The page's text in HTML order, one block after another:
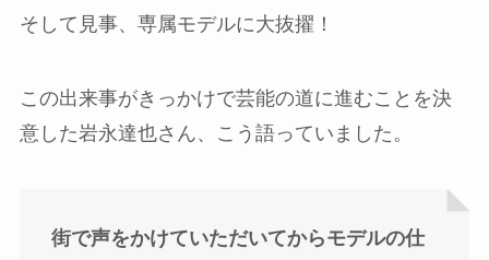
そして見事、専属モデルに大抜擢！
この出来事がきっかけで芸能の道に進むことを決
意した岩永達也さん、こう語っていました。
街で声をかけていただいてからモデルの仕